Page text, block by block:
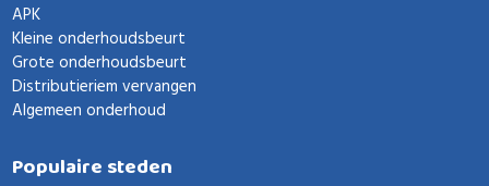
APK
Kleine onderhoudsbeurt
Grote onderhoudsbeurt
Distributieriem vervangen
Algemeen onderhoud
Populaire steden